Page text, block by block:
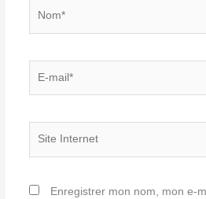
mail*
Enregistrer mon nom, mon e-